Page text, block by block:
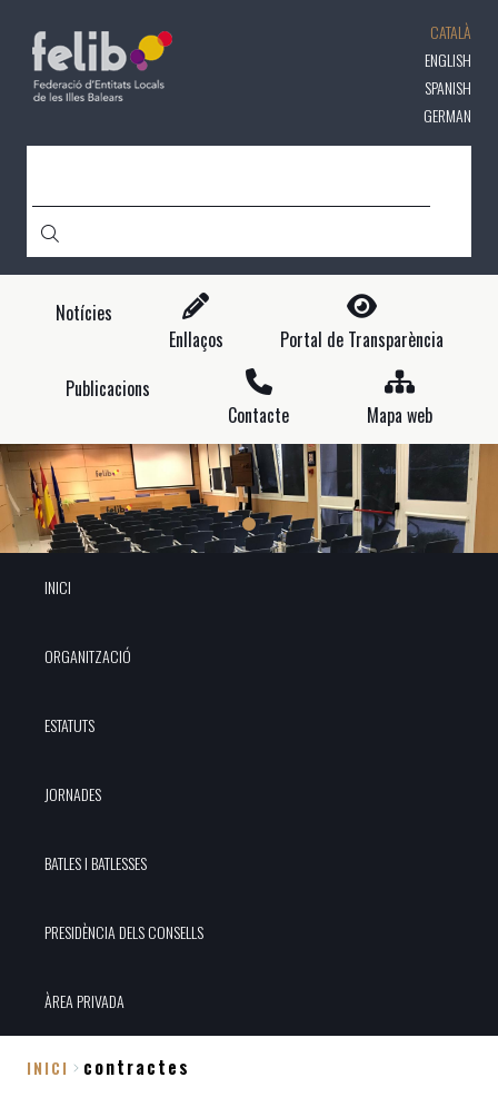
contingut
CATALÀ
ENGLISH
SPANISH
GERMAN
Notícies
Enllaços
Portal de Transparència
Publicacions
Contacte
Mapa web
INICI
ORGANITZACIÓ
ESTATUTS
JORNADES
BATLES I BATLESSES
PRESIDÈNCIA DELS CONSELLS
ÀREA PRIVADA
INICI contractes